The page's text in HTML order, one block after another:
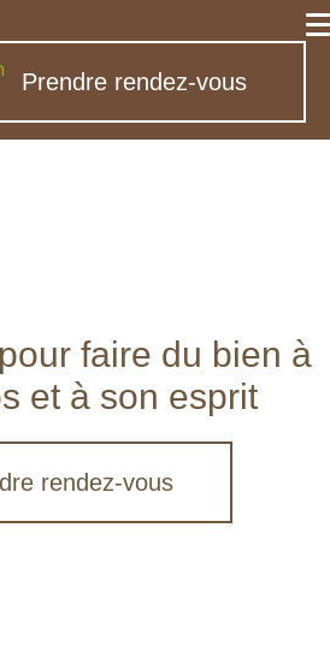
Prendre rendez-vous
faire du bien à
et à son esprit
rendez-vous